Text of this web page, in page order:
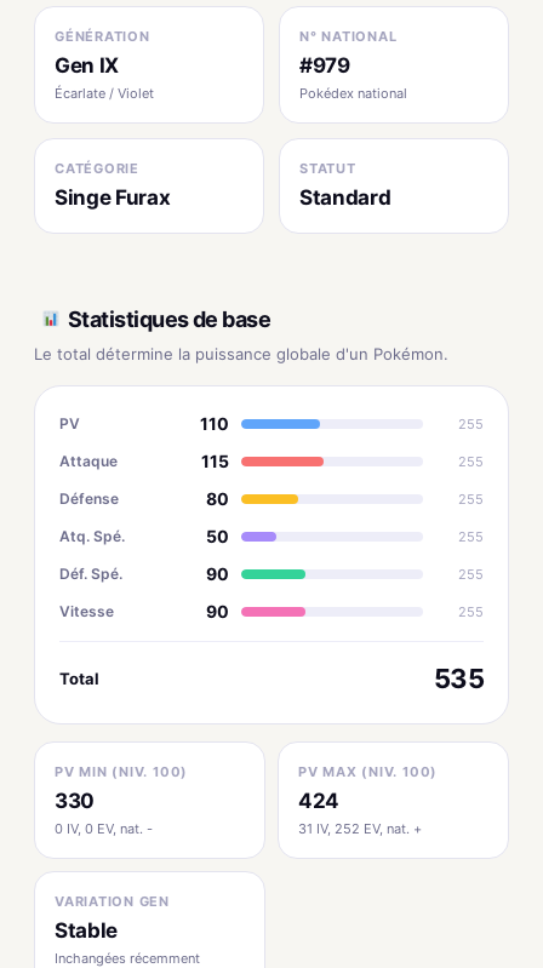
GÉNÉRATION
Gen IX
Écarlate / Violet
N° NATIONAL
#979
Pokédex national
CATÉGORIE
Singe Furax
STATUT
Standard
Statistiques de base
Le total détermine la puissance globale d'un Pokémon.
PV 110 255
Attaque 115 255
Défense 80 255
Atq. Spé. 50 255
Déf. Spé. 90 255
Vitesse 90 255
Total 535
PV MIN (NIV. 100)
330
0 IV, 0 EV, nat. -
PV MAX (NIV. 100)
424
31 IV, 252 EV, nat. +
VARIATION GEN
Stable
Inchangées récemment